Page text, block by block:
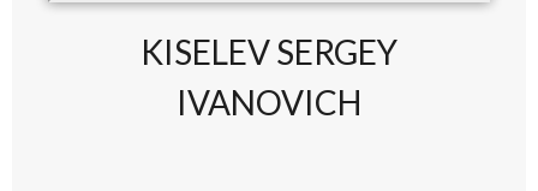
KISELEV SERGEY
IVANOVICH